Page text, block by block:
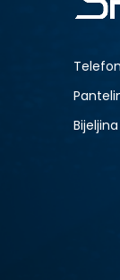
Bijeljina